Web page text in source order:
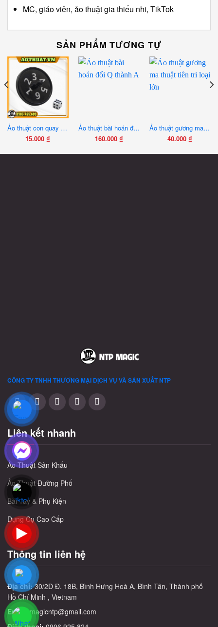
MC, giáo viên, ảo thuật gia thiếu nhi, TikTok
SẢN PHẨM TƯƠNG TỰ
Ảo thuật con quay tiên tri
15.000₫
Ảo thuật bài hoán đổi Q thành A
160.000 ₫
Ảo thuật gương ma thuật tiên tri loại lớn
40.000₫
CÔNG TY TNHH THƯƠNG MẠI DỊCH VỤ VÀ SẢN XUẤTNTP
Liên kết nhanh
Ảo Thuật Sân Khấu
Ảo Thuật Đường Phố
Bài Tây & Phụ Kiện
Dụng Cụ Cao Cấp
Thông tin liên hệ
Địa chỉ:30/2D Đ. 18B, Bình Hưng Hoà A, Bình Tân, Thành phố
Hồ Chí Minh , Vietnam
Email:magicntp@gmail.com